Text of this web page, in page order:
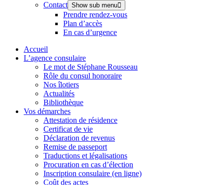
Contact Show sub menu
Prendre rendez-vous
Plan d’accès
En cas d’urgence
Accueil
L’agence consulaire
Le mot de Stéphane Rousseau
Rôle du consul honoraire
Nos îlotiers
Actualités
Bibliothèque
Vos démarches
Attestation de résidence
Certificat de vie
Déclaration de revenus
Remise de passeport
Traductions et légalisations
Procuration en cas d’élection
Inscription consulaire (en ligne)
Coût des actes